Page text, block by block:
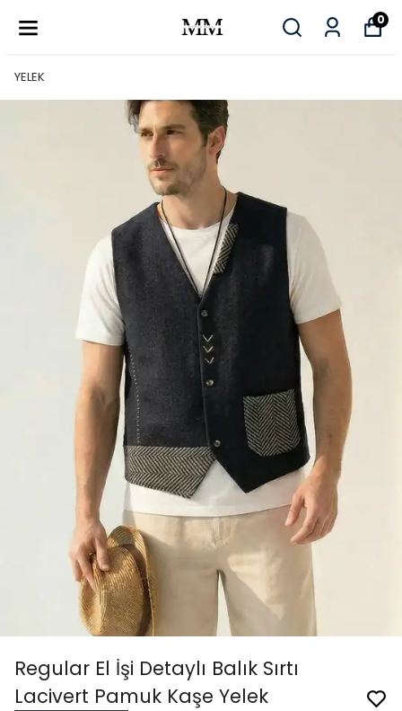
0
YELEK
Regular El İşi Detaylı Balık Sırtı
Lacivert Pamuk Kaşe Yelek